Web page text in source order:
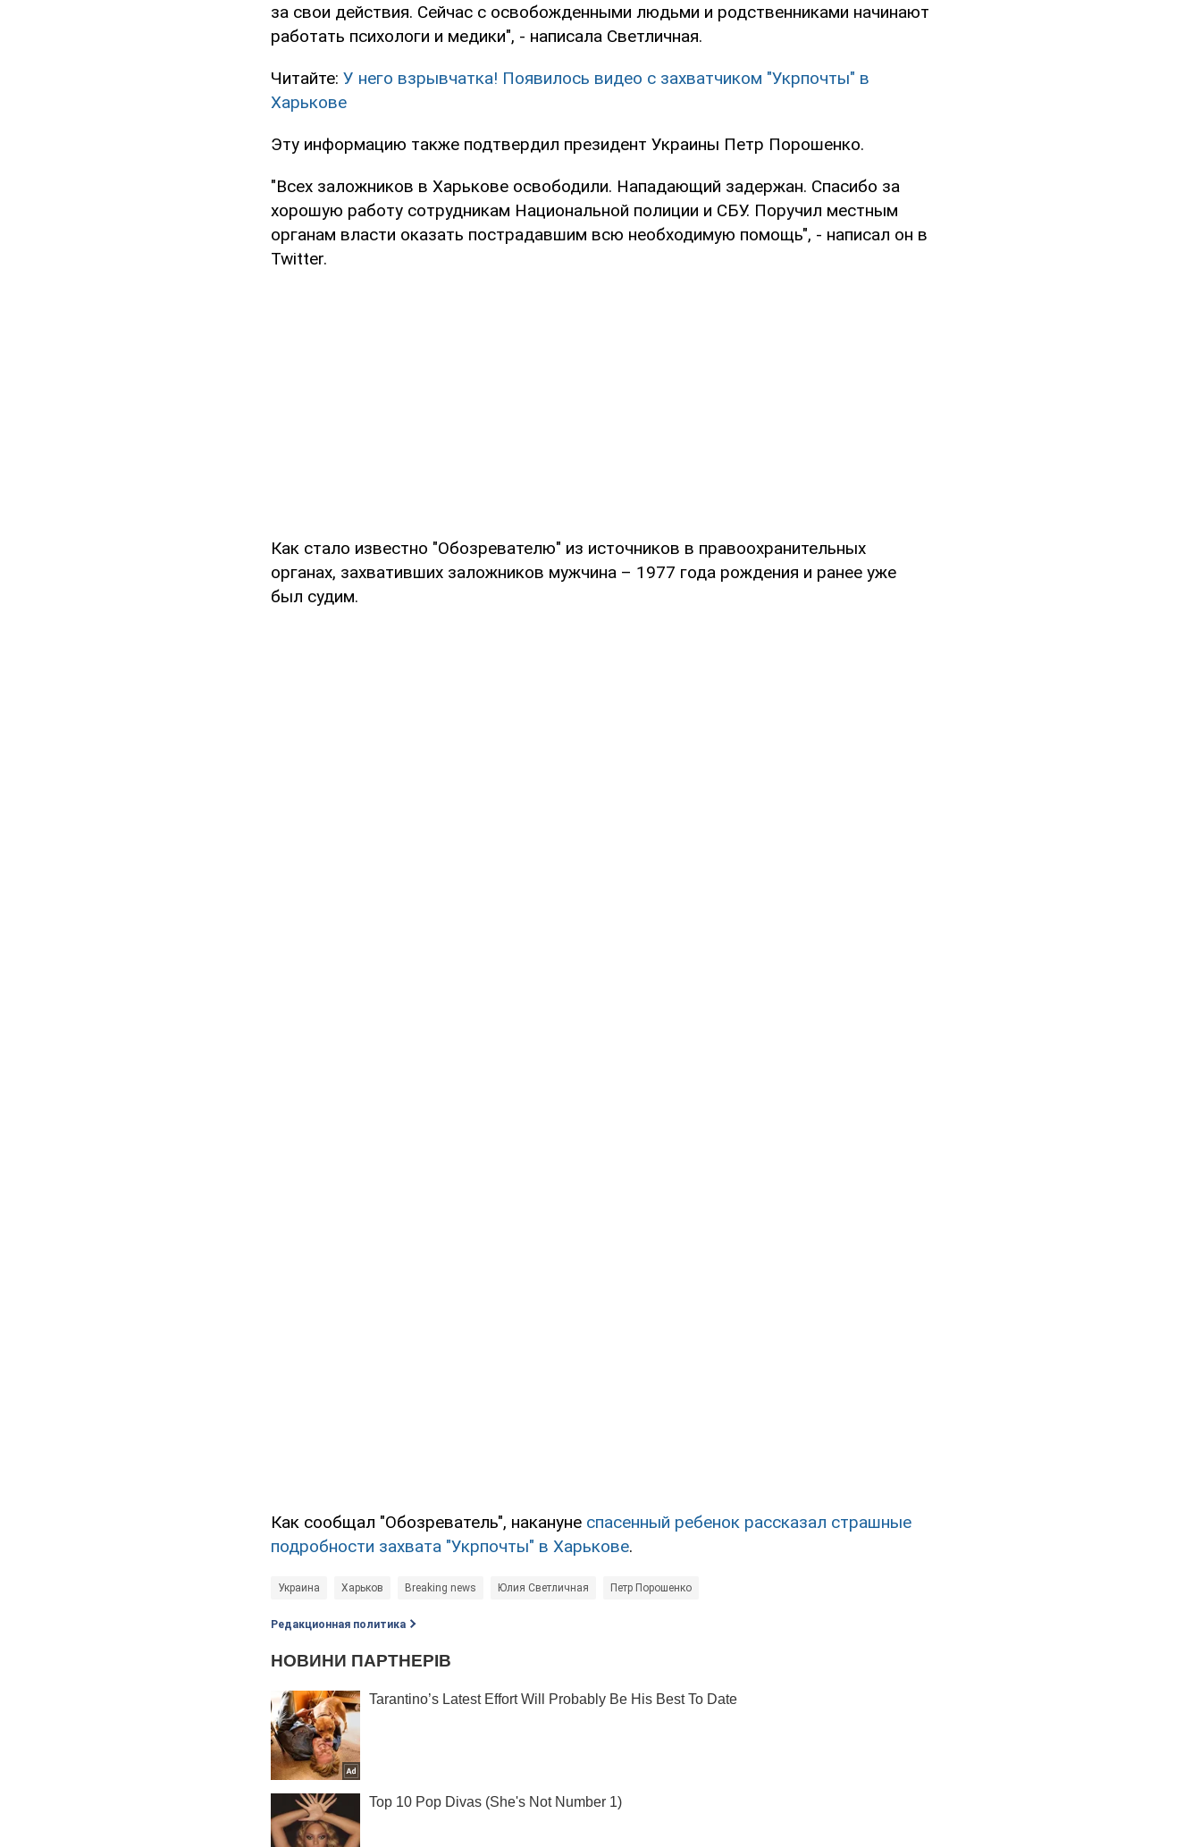
за свои действия. Сейчас с освобожденными людьми и родственниками начинают
работать психологи и медики", - написала Светличная.
Читайте: У него взрывчатка! Появилось видео с захватчиком "Укрпочты" в
Харькове
Эту информацию также подтвердил президент Украины Петр Порошенко.
"Всех заложников в Харькове освободили. Нападающий задержан. Спасибо за
хорошую работу сотрудникам Национальной полиции и СБУ. Поручил местным
органам власти оказать пострадавшим всю необходимую помощь", - написал он в
Twitter.
Как стало известно "Обозревателю" из источников в правоохранительных
органах, захвативших заложников мужчина – 1977 года рождения и ранее уже
был судим.
Как сообщал "Обозреватель", накануне спасенный ребенок рассказал страшные
подробности захвата "Укрпочты" в Харькове.
Украина Харьков Breaking news Юлия Светличная Петр Порошенко
Редакционная политика